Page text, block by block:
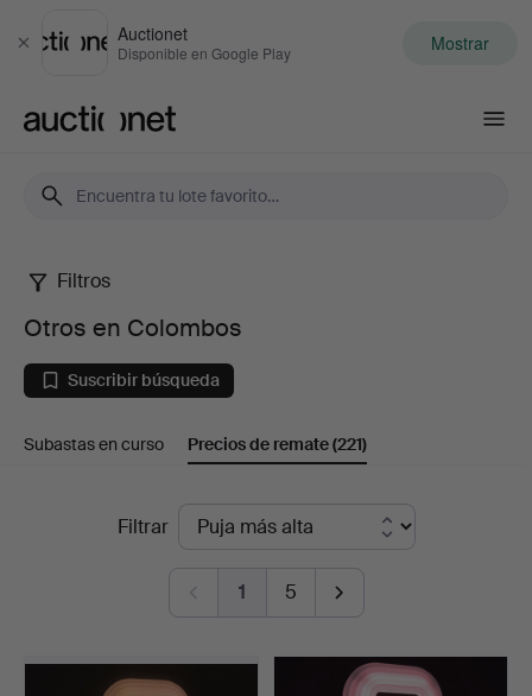
Cerrar
Auctionet
Disponible en Google Play Mostrar
Otros
en
Colombos
Filtros
Otros en Colombos
Suscribir búsqueda
Subastas en curso Precios de remate(221)
Filtrar
1 5